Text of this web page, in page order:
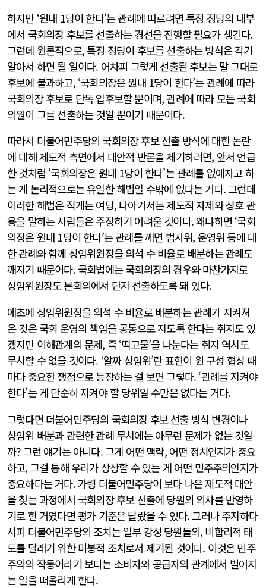
하지만 ‘원내 1당이 한다’는 관례에 따르려면 특정 정당의 내부
에서 국회의장 후보를 선출하는 경선을 진행할 필요가 생긴다.
그런데 원론적으로, 특정 정당이 후보를 선출하는 방식은 각기
알아서 하면 될 일이다. 어차피 그렇게 선출된 후보는 말 그대로
후보에 불과하고, ‘국회의장은 원내 1당이 한다’는 관례에 따라
국회의장 후보로 단독 입후보할 뿐이며, 관례에 따라 모든 국회
의원이 그를 선출하는 것일 뿐이기 때문이다.
따라서 더불어민주당의 국회의장 후보 선출 방식에 대한 논란
에 대해 제도적 측면에서 대안적 반론을 제기하려면, 앞서 언급
한 것처럼 ‘국회의장은 원내 1당이 한다’는 관례를 없애자고 하
는 게 논리적으로는 유일한 해법일 수밖에 없다는 거다. 그런데
이러한 해법은 작게는 여당, 나아가서는 제도적 자제와 상호 관
용을 말하는 사람들은 주장하기 어려울 것이다. 왜냐하면 ‘국회
의장은 원내 1당이 한다’는 관례를 깨면 법사위, 운영위 등에 대
한 관례와 함께 상임위원장을 의석 수 비율로 배분하는 관례도
깨지기 때문이다. 국회법에는 국회의장의 경우와 마찬가지로
상임위원장도 본회의에서 단지 선출하도록 돼 있다.
애초에 상임위원장을 의석 수 비율로 배분하는 관례가 지켜져
온 것은 국회 운영의 책임을 공동으로 지도록 한다는 취지도 있
겠지만 이해관계의 문제, 즉 ‘떡고물’을 나눈다는 취지 역시도
무시할 수 없을 것이다. ‘알짜 상임위’란 표현이 원 구성 협상 때
마다 중요한 쟁점으로 등장하는 걸 보면 그렇다. ‘관례를 지켜야
한다’는 게 단순히 지켜야 할 당위일 수만은 없다는 거다.
그렇다면 더불어민주당의 국회의장 후보 선출 방식 변경이나
상임위 배분과 관련한 관례 무시에는 아무런 문제가 없는 것일
까? 그런 얘기는 아니다. 그게 어떤 맥락, 어떤 정치인지가 중요
하고, 그걸 통해 우리가 상상할 수 있는 게 어떤 민주주의인지가
중요하다는 거다. 가령 더불어민주당이 보다 나은 제도적 대안
을 찾는 과정에서 국회의장 후보 선출에 당원의 의사를 반영하
기로 한 거였다면 평가 기준은 달랐을 수 있다. 그러나 주지하다
시피 더불어민주당의 조치는 일부 강성 당원들의, 비합리적 태
도를 달래기 위한 미봉적 조치로서 제기된 것이다. 이것은 민주
주의의 작동이라기 보다는 소비자와 공급자의 관계에서 벌어지
는 일을 떠올리게 한다.